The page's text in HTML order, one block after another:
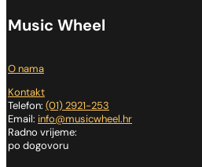
Music Wheel
O nama
Kontakt
Telefon: (01) 2921-253
Email: info@musicwheel.hr
Radno vrijeme:
po dogovoru